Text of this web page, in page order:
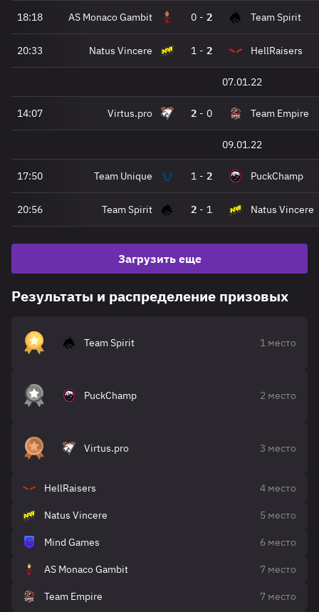
18:18 AS Monaco Gambit 0 - 2 Team Spirit
20:33 Natus Vincere 1 - 2 HellRaisers
07.01.22
14:07 Virtus.pro 2 - 0 Team Empire
09.01.22
17:50 Team Unique 1 - 2 PuckChamp
20:56 Team Spirit 2 - 1 Natus Vincere
Загрузить еще
Результаты и распределение призовых
Team Spirit 1 место
PuckChamp 2 место
Virtus.pro 3 место
HellRaisers 4 место
Natus Vincere 5 место
Mind Games 6 место
AS Monaco Gambit 7 место
Team Empire 7 место